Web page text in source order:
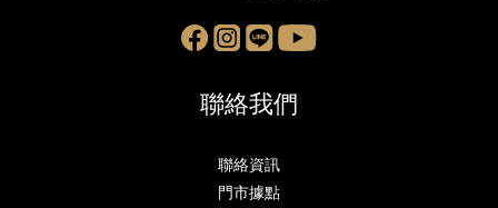
聯絡我們
聯絡資訊
門市據點